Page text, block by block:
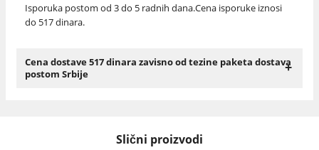
Isporuka postom od 3 do 5 radnih dana.Cena isporuke iznosi
do 517 dinara.
Cena dostave 517 dinara zavisno od tezine paketa dostava
postom Srbije
+
Slični proizvodi